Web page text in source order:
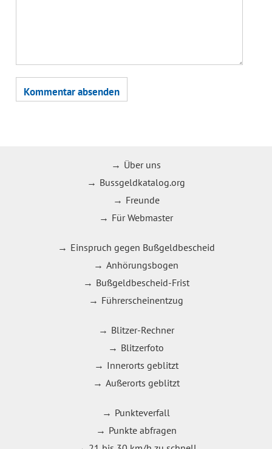
Über uns
Bussgeldkatalog.org
Freunde
Für Webmaster
Einspruch gegen Bußgeldbescheid
Anhörungsbogen
Bußgeldbescheid-Frist
Führerscheinentzug
Blitzer-Rechner
Blitzerfoto
Innerorts geblitzt
Außerorts geblitzt
Punkteverfall
Punkte abfragen